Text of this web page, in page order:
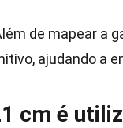
de mapear a
ajudando a
cm é